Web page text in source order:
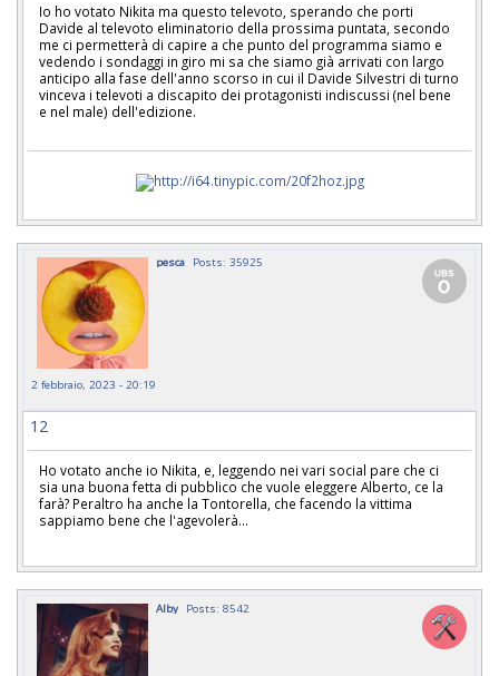
Io ho votato Nikita ma questo televoto, sperando che porti
Davide al televoto eliminatorio della prossima puntata, secondo
me ci permetterà di capire a che punto del programma siamo e
vedendo i sondaggi in giro mi sa che siamo già arrivati con largo
anticipo alla fase dell'anno scorso in cui il Davide Silvestri di turno
vinceva i televoti a discapito dei protagonisti indiscussi (nel bene
e nel male) dell'edizione.
pesca Posts: 35925
2 febbraio, 2023 - 20:19
12
Ho votato anche io Nikita, e, leggendo nei vari social pare che ci
sia una buona fetta di pubblico che vuole eleggere Alberto, ce la
farà? Peraltro ha anche la Tontorella, che facendo la vittima
sappiamo bene che l'agevolerà...
Alby Posts: 8542